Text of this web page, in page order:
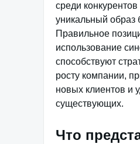
среди конкурентов
уникальный образ
Правильное
использование
способствуют
росту компании,
новых клиентов и
существующих.
Что